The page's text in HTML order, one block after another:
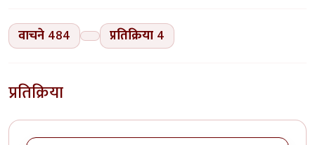
वाचने 484 प्रतिक्रिया 4
प्रतिक्रिया